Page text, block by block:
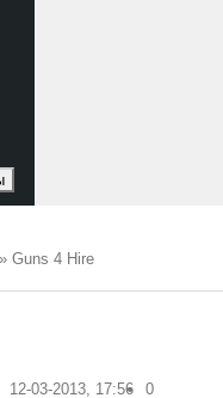
» Guns 4 Hire
12-03-2013, 17:56 0